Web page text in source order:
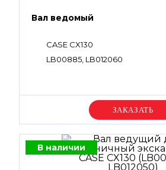
Вал ведомый
CASE CX130
LB00885, LB012060
Уточняйте цену
В наличии